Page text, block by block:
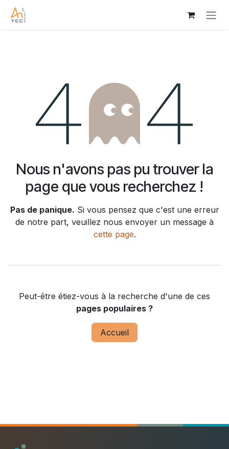
Se rendre au contenu
Erreur 404
Nous n'avons pas pu trouver la
page que vous recherchez !
Pas de panique. Si vous pensez que c'est une erreur
de notre part, veuillez nous envoyer un message à
cette page.
Peut-être étiez-vous à la recherche d'une de ces
pages populaires ?
Accueil